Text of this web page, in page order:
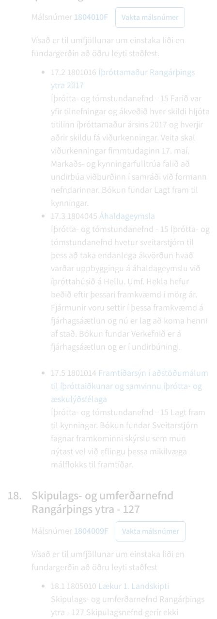
Málsnúmer 1804010F Vakta málsnúmer
Vísað er til umfjöllunar um einstaka liði en
fundargerðin að öðru leyti staðfest.
17.2 1801016 Íþróttamaður Rangárþings
ytra 2017
Íþrótta- og tómstundanefnd - 15 Farið var
yfir tilnefningar og ákveðið hver skildi hljóta
titilinn íþróttamaður ársins 2017 og hverjir
aðrir skildu fá viðurkenningar. Veita skal
viðurkenningar fimmtudaginn 17. maí.
Markaðs- og kynningarfulltrúa falið að
undirbúa viðburðinn í samráði við formann
nefndarinnar. Bókun fundar Lagt fram til
kynningar.
17.3 1804045 Áhaldageymsla
Íþrótta- og tómstundanefnd - 15 Íþrótta- og
tómstundanefnd hvetur sveitarstjórn til
þess að taka endanlega ákvörðun hvað
varðar uppbyggingu á áhaldageymslu við
íþróttahúsið á Hellu. Umf. Hekla hefur
beðið eftir þessari framkvæmd í mörg ár.
Fjármunir voru settir í þessa framkvæmd á
fjárhagsáætlun og nú er lag að koma henni
af stað. Bókun fundarVerkefnið er á
fjárhagsáætlun og er í undirbúningi.
17.5 1801014 Framtíðarsýn í aðstöðumálum
til íþróttaiðkunar og samvinnu íþrótta- og
æskulýðsfélaga
Íþrótta- og tómstundanefnd - 15 Lagt fram
til kynningar. Bókun fundar Sveitarstjórn
fagnar framkominni skýrslu sem mun
nýtast vel við eflingu þessa mikilvæga
málflokks til framtíðar.
18.
Skipulags- og umferðarnefnd
Rangárþings ytra - 127
Málsnúmer 1804009F Vakta málsnúmer
Vísað er til umfjöllunar um einstaka liði en
fundargerðin að öðru leyti staðfest
18.1 1805010 Lækur 1. Landskipti
Skipulags- og umferðarnefnd Rangárþings
ytra - 127 Skipulagsnefnd gerir ekki